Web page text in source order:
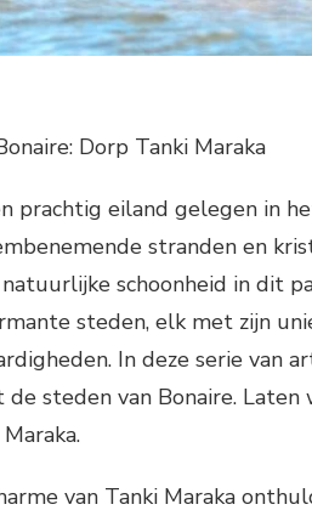
Dorp Tanki Maraka
prachtig eiland gelegen in
stranden en
schoonheid in dit
steden, elk met zijn
In deze serie van
de steden van Bonaire.
van Tanki Maraka